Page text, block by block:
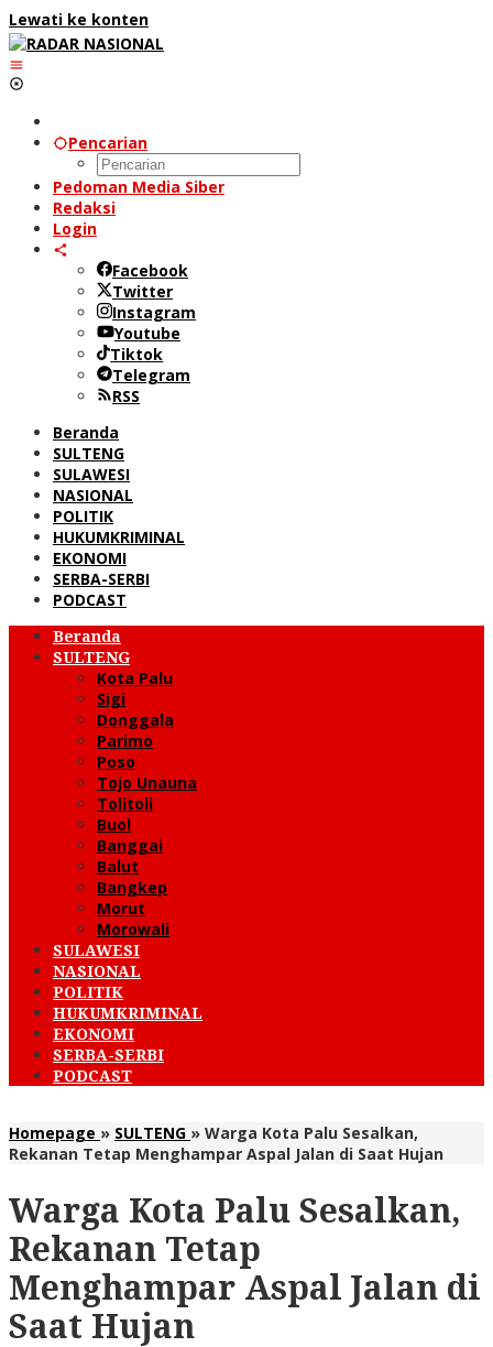
Lewati ke konten
Pencarian
Pedoman Media Siber
Redaksi
Login
Facebook
Twitter
Instagram
Youtube
Tiktok
Telegram
RSS
Beranda
SULTENG
SULAWESI
NASIONAL
POLITIK
HUKUMKRIMINAL
EKONOMI
SERBA-SERBI
PODCAST
Beranda
SULTENG
Kota Palu
Sigi
Donggala
Parimo
Poso
Tojo Unauna
Tolitoli
Buol
Banggai
Balut
Bangkep
Morut
Morowali
SULAWESI
NASIONAL
POLITIK
HUKUMKRIMINAL
EKONOMI
SERBA-SERBI
PODCAST
Homepage » SULTENG » Warga Kota Palu Sesalkan,
Rekanan Tetap Menghampar Aspal Jalan di Saat Hujan
Warga Kota Palu Sesalkan,
Rekanan Tetap
Menghampar Aspal Jalan di
Saat Hujan